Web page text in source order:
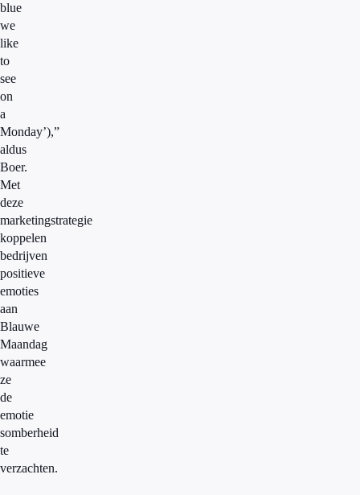
blue
we
like
to
see
on
a
Monday’),”
aldus
Boer.
Met
deze
marketingstrategie
koppelen
bedrijven
positieve
emoties
aan
Blauwe
Maandag
waarmee
ze
de
emotie
somberheid
te
verzachten.